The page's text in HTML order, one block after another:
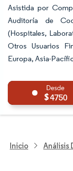
Asistida por
Auditoría de
(Hospitales,
Otros Usuarios
Europa, Asia-
4750
Inicio Análisis